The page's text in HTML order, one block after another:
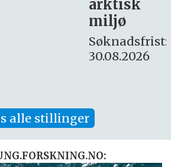
Søknadsfrist:
16. august.
alle stillinger